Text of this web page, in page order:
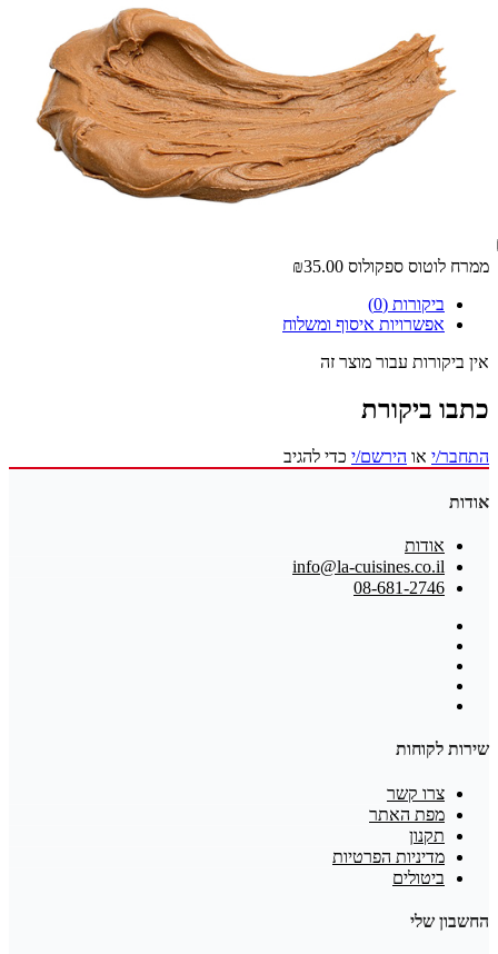
ממרח לוטוס ספקולוס ₪35.00
ביקורות (0)
אפשרויות איסוף ומשלוח
אין ביקורות עבור מוצר זה
כתבו ביקורת
התחבר/י או הירשם/י כדי להגיב
אודות
אודות
info@la-cuisines.co.il
08-681-2746
שירות לקוחות
צרו קשר
מפת האתר
תקנון
מדיניות הפרטיות
ביטולים
החשבון שלי